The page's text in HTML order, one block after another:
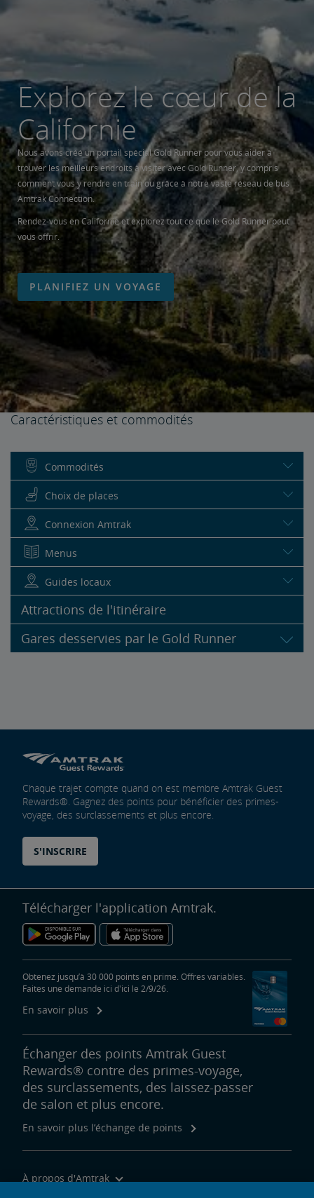
Explorez le cœur de la
Californie
Nous avons créé un portail spécial Gold Runner pour vous aider à
trouver les meilleurs endroits à visiter avec Gold Runner, y compris
comment vous y rendre en train ou grâce à notre vaste réseau de bus
Amtrak Connection.
Rendez-vous en Californie et explorez tout ce que le Gold Runner peut
vous offrir.
PLANIFIEZ UN VOYAGE
Caractéristiques et commodités
Commodités
Choix de places
Connexion Amtrak
Menus
Guides locaux
Attractions de l'itinéraire
Gares desservies par le Gold Runner
Chaque trajet compte quand on est membre Amtrak Guest
Rewards®. Gagnez des points pour bénéficier des primes-
voyage, des surclassements et plus encore.
S'INSCRIRE
Télécharger l'application Amtrak.
Obtenez jusqu’à 30 000 points en prime. Offres variables.
Faites une demande ici d'ici le 2/9/26.
En savoir plus
Échanger des points Amtrak Guest
Rewards® contre des primes-voyage,
des surclassements, des laissez-passer
de salon et plus encore.
En savoir plus l’échange de points
À propos d'Amtrak